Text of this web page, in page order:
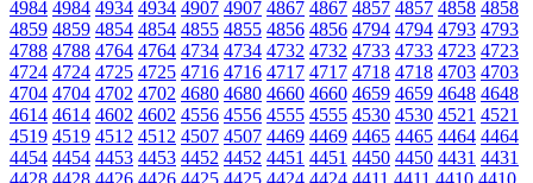
4984 4984 4934 4934 4907 4907 4867 4867 4857 4857 4858 4858
4859 4859 4854 4854 4855 4855 4856 4856 4794 4794 4793 4793
4788 4788 4764 4764 4734 4734 4732 4732 4733 4733 4723 4723
4724 4724 4725 4725 4716 4716 4717 4717 4718 4718 4703 4703
4704 4704 4702 4702 4680 4680 4660 4660 4659 4659 4648 4648
4614 4614 4602 4602 4556 4556 4555 4555 4530 4530 4521 4521
4519 4519 4512 4512 4507 4507 4469 4469 4465 4465 4464 4464
4454 4454 4453 4453 4452 4452 4451 4451 4450 4450 4431 4431
4428 4428 4426 4426 4425 4425 4424 4424 4411 4411 4410 4410